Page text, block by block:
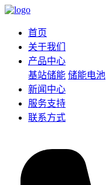
首页
关于我们
产品中心
基站储能 储能电池
新闻中心
服务支持
联系方式